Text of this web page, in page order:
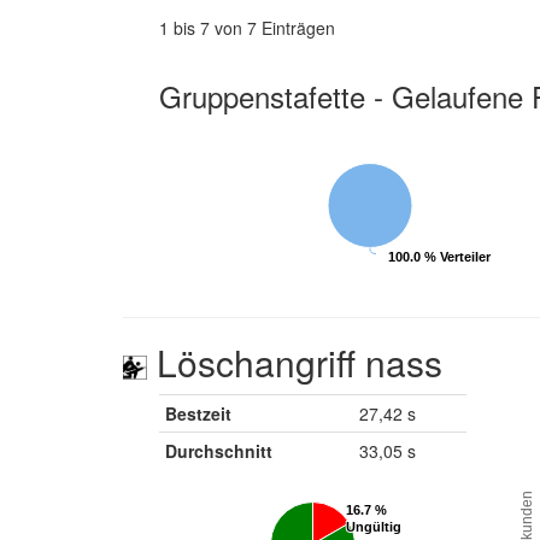
1 bis 7 von 7 Einträgen
Gruppenstafette - Gelaufene
100.0 % Verteiler
100.0 % Verteiler
Löschangriff nass
Bestzeit
27,42 s
Durchschnitt
33,05 s
16.7 %
Ungültig
16.7 %
Ungültig
Sekunden